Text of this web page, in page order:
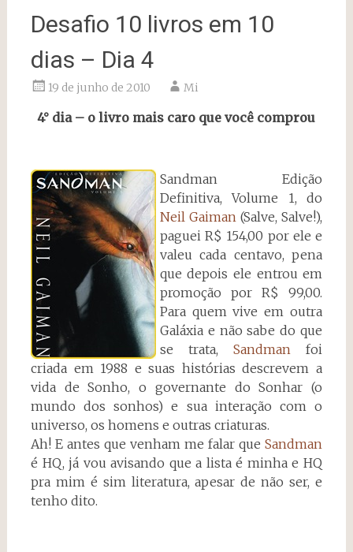
Desafio 10 livros em 10
dias – Dia 4
19 de junho de 2010 Mi
4° dia – o livro mais caro que você comprou
Sandman Edição
Definitiva, Volume 1, do
Neil Gaiman(Salve, Salve!),
paguei R$ 154,00 por ele e
valeu cada centavo, pena
que depois ele entrou em
promoção por R$ 99,00.
Para quem vive em outra
Galáxia e não sabe do que
se trata,Sandman foi
criada em 1988 e suas histórias descrevem a
vida de Sonho, o governante do Sonhar (o
mundo dos sonhos) e sua interação com o
universo, os homens e outras criaturas.
Ah! E antes que venham me falar queSandman
é HQ, já vou avisando que a lista é minha e HQ
pra mim é sim literatura, apesar de não ser, e
tenho dito.